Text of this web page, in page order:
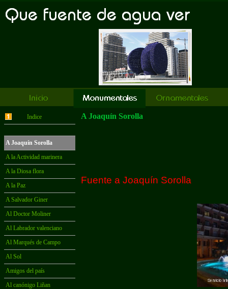
Indice
A Joaquín Sorolla
A la Actividad marinera
A la Diosa flora
A la Paz
A Salvador Giner
Al Doctor Moliner
Al Labrador valenciano
Al Marqués de Campo
Al Sol
Amigos del país
Al canónigo Liñan
A Joaquín Sorolla
Fuente a Joaquín Sorolla